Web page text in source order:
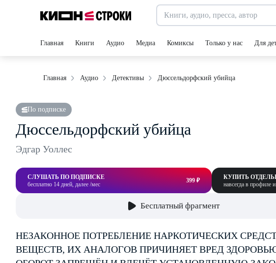
Главная Книги Аудио Медиа Комиксы Только у нас Для
Главная Аудио Детективы Дюссельдорфский убийца
По подписке
Дюссельдорфский убийца
Эдгар Уоллес
СЛУШАТЬ ПО ПОДПИСКЕ
бесплатно 14 дней, далее /мес
399 ₽
КУПИТЬ
навсегда в профиле
Бесплатный фрагмент
НЕЗАКОННОЕ ПОТРЕБЛЕНИЕ НАРКОТИЧЕСКИХ
ВЕЩЕСТВ, ИХ АНАЛОГОВ ПРИЧИНЯЕТ ВРЕД